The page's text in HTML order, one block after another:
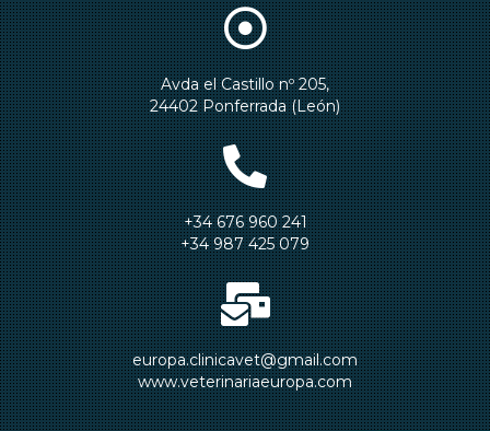
Avda el Castillo nº 205,
24402 Ponferrada (León)
+34 676 960 241
+34 987 425 079
europa.clinicavet@gmail.com
www.veterinariaeuropa.com